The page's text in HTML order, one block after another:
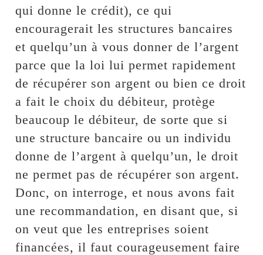
qui donne le crédit), ce qui
encouragerait les structures bancaires
et quelqu’un à vous donner de l’argent
parce que la loi lui permet rapidement
de récupérer son argent ou bien ce droit
a fait le choix du débiteur, protège
beaucoup le débiteur, de sorte que si
une structure bancaire ou un individu
donne de l’argent à quelqu’un, le droit
ne permet pas de récupérer son argent.
Donc, on interroge, et nous avons fait
une recommandation, en disant que, si
on veut que les entreprises soient
financées, il faut courageusement faire